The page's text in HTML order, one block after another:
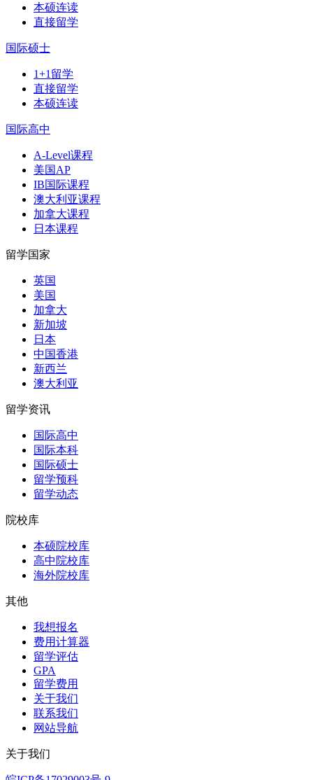
本硕连读
直接留学
国际硕士
1+1留学
直接留学
本硕连读
国际高中
A-Level课程
美国AP
IB国际课程
澳大利亚课程
加拿大课程
日本课程
留学国家
英国
美国
加拿大
新加坡
日本
中国香港
新西兰
澳大利亚
留学资讯
国际高中
国际本科
国际硕士
留学预科
留学动态
院校库
本硕院校库
高中院校库
海外院校库
其他
我想报名
费用计算器
留学评估
GPA
留学费用
关于我们
联系我们
网站导航
关于我们